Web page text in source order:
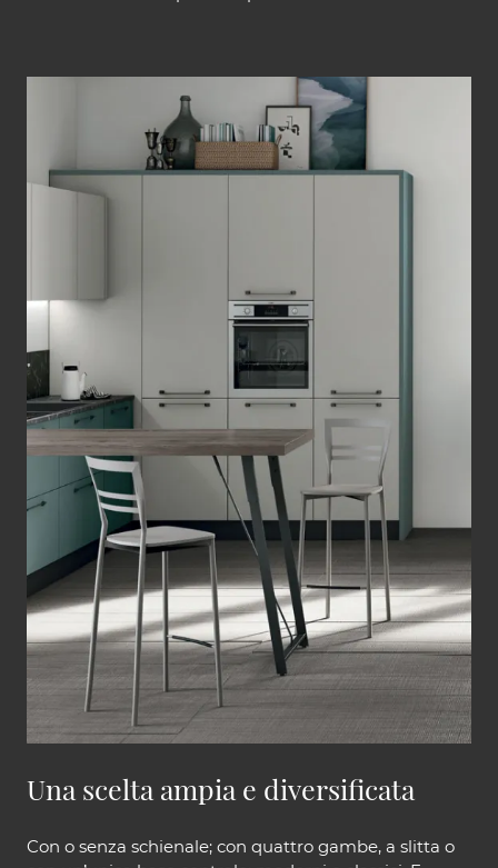
Una scelta ampia e diversificata
Con o senza schienale; con quattro gambe, a slitta o